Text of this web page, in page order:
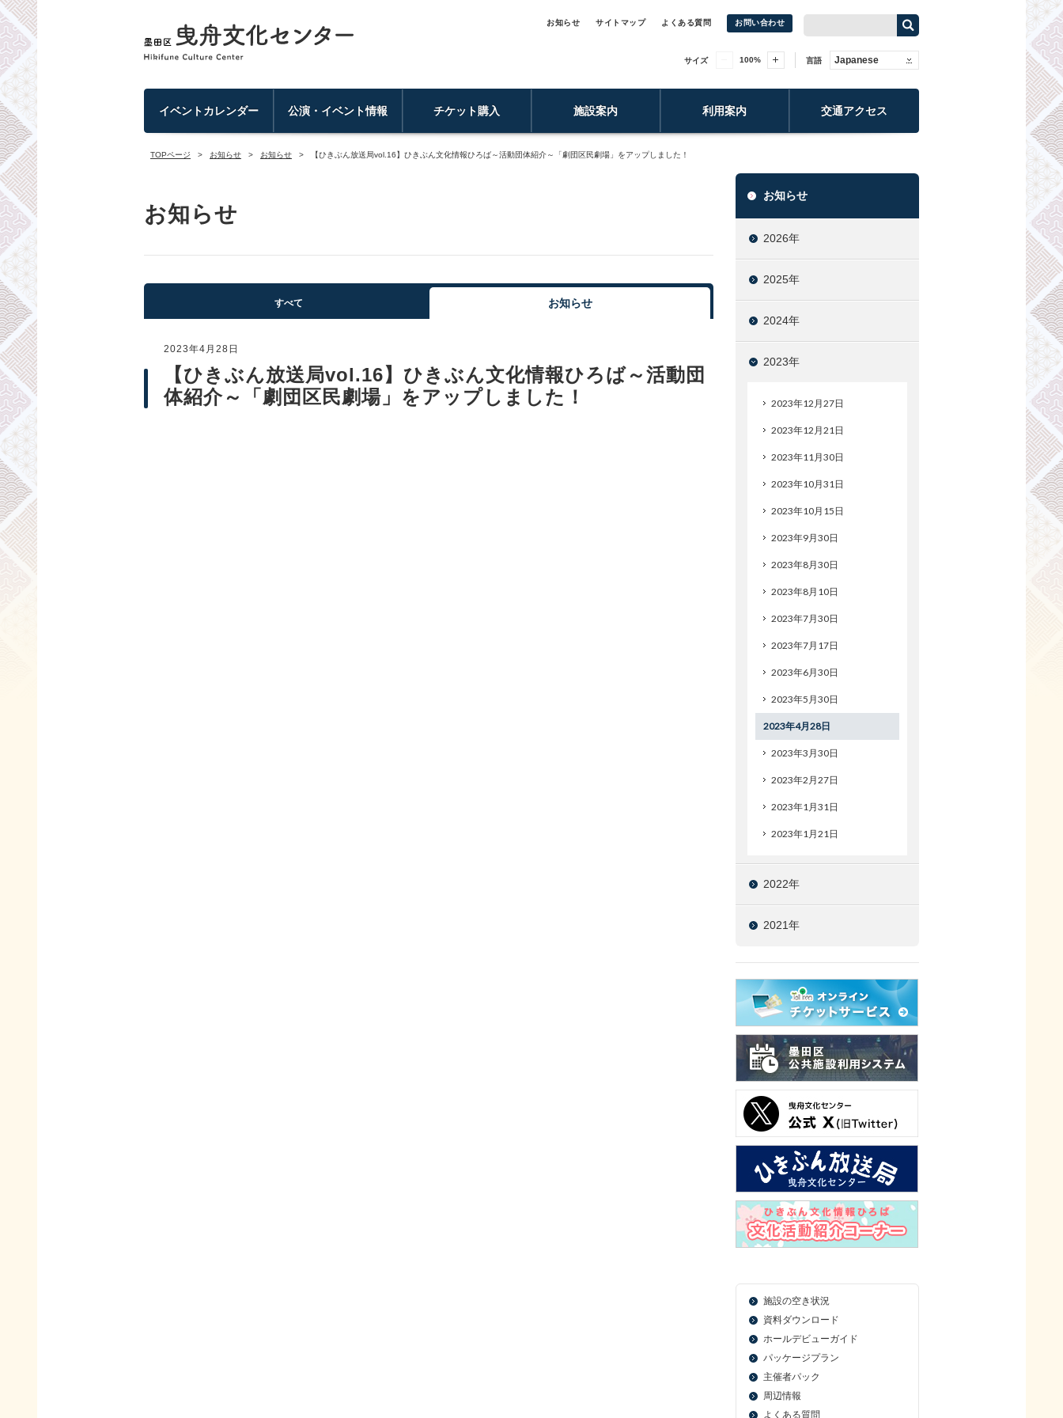
お知らせ サイトマップ よくある質問 お問い合わせ
サイズ 100% 言語 Japanese
イベントカレンダー 公演・イベント情報 チケット購入 施設案内 利用案内 交通アクセス
TOPページ お知らせ お知らせ 【ひきぶん放送局vol.16】ひきぶん文化情報ひろば～活動団体紹介～「劇団区民劇場」をアップしました！
お知らせ
すべて お知らせ
2023年4月28日
【ひきぶん放送局vol.16】ひきぶん文化情報ひろば～活動団
体紹介～「劇団区民劇場」をアップしました！
お知らせ
2026年
2025年
2024年
2023年
2023年12月27日
2023年12月21日
2023年11月30日
2023年10月31日
2023年10月15日
2023年9月30日
2023年8月30日
2023年8月10日
2023年7月30日
2023年7月17日
2023年6月30日
2023年5月30日
2023年4月28日
2023年3月30日
2023年2月27日
2023年1月31日
2023年1月21日
2022年
2021年
施設の空き状況
資料ダウンロード
ホールデビューガイド
パッケージプラン
主催者パック
周辺情報
よくある質問